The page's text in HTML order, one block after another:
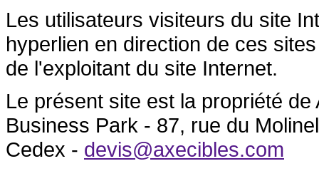
Les utilisateurs visiteurs du site
hyperlien en direction de ces
de l'exploitant du site Internet.
Le présent site est la propriété
Business Park - 87, rue du
Cedex - devis@axecibles.com